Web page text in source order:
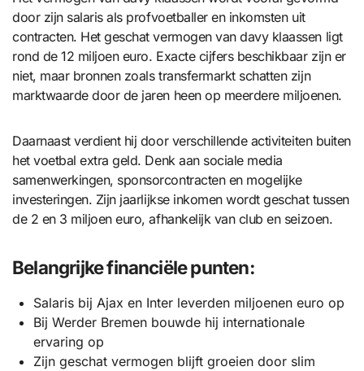
door zijn salaris als profvoetballer en inkomsten uit
contracten. Het geschat vermogen van davy klaassen ligt
rond de 12 miljoen euro. Exacte cijfers beschikbaar zijn er
niet, maar bronnen zoals transfermarkt schatten zijn
marktwaarde door de jaren heen op meerdere miljoenen.
Daarnaast verdient hij door verschillende activiteiten buiten
het voetbal extra geld. Denk aan sociale media
samenwerkingen, sponsorcontracten en mogelijke
investeringen. Zijn jaarlijkse inkomen wordt geschat tussen
de 2 en 3 miljoen euro, afhankelijk van club en seizoen.
Belangrijke financiële punten:
Salaris bij Ajax en Inter leverden miljoenen euro op
Bij Werder Bremen bouwde hij internationale
ervaring op
Zijn geschat vermogen blijft groeien door slim